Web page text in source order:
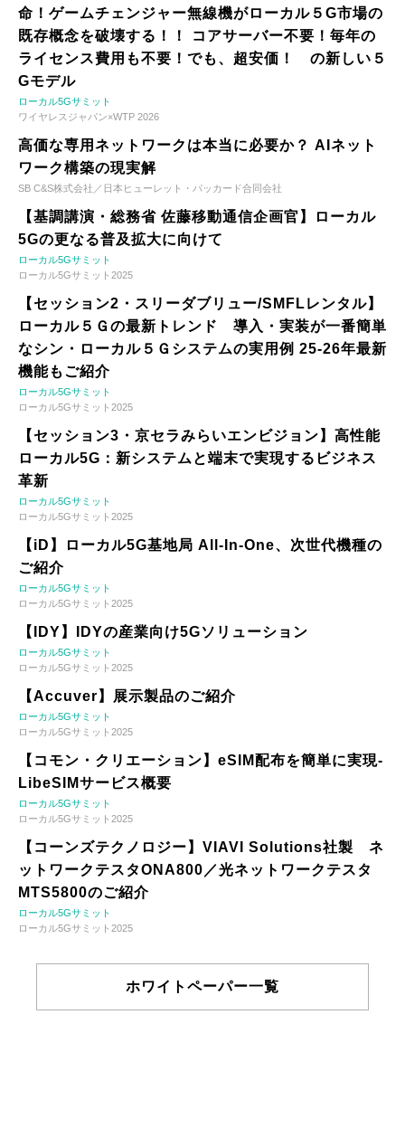
命！ゲームチェンジャー無線機がローカル５G市場の
既存概念を破壊する！！ コアサーバー不要！毎年の
ライセンス費用も不要！でも、超安価！ の新しい５
Gモデル
ローカル5Gサミット
ワイヤレスジャパン×WTP 2026
高価な専用ネットワークは本当に必要か？ AIネット
ワーク構築の現実解
SB C&S株式会社／日本ヒューレット・パッカード合同会社
【基調講演・総務省 佐藤移動通信企画官】ローカル
5Gの更なる普及拡大に向けて
ローカル5Gサミット
ローカル5Gサミット2025
【セッション2・スリーダブリュー/SMFLレンタル】
ローカル５Ｇの最新トレンド 導入・実装が一番簡単
なシン・ローカル５Ｇシステムの実用例 25-26年最新
機能もご紹介
ローカル5Gサミット
ローカル5Gサミット2025
【セッション3・京セラみらいエンビジョン】高性能
ローカル5G：新システムと端末で実現するビジネス
革新
ローカル5Gサミット
ローカル5Gサミット2025
【iD】ローカル5G基地局 All-In-One、次世代機種の
ご紹介
ローカル5Gサミット
ローカル5Gサミット2025
【IDY】IDYの産業向け5Gソリューション
ローカル5Gサミット
ローカル5Gサミット2025
【Accuver】展示製品のご紹介
ローカル5Gサミット
ローカル5Gサミット2025
【コモン・クリエーション】eSIM配布を簡単に実現-
LibeSIMサービス概要
ローカル5Gサミット
ローカル5Gサミット2025
【コーンズテクノロジー】VIAVI Solutions社製 ネ
ットワークテスタONA800／光ネットワークテスタ
MTS5800のご紹介
ローカル5Gサミット
ローカル5Gサミット2025
ホワイトペーパー一覧